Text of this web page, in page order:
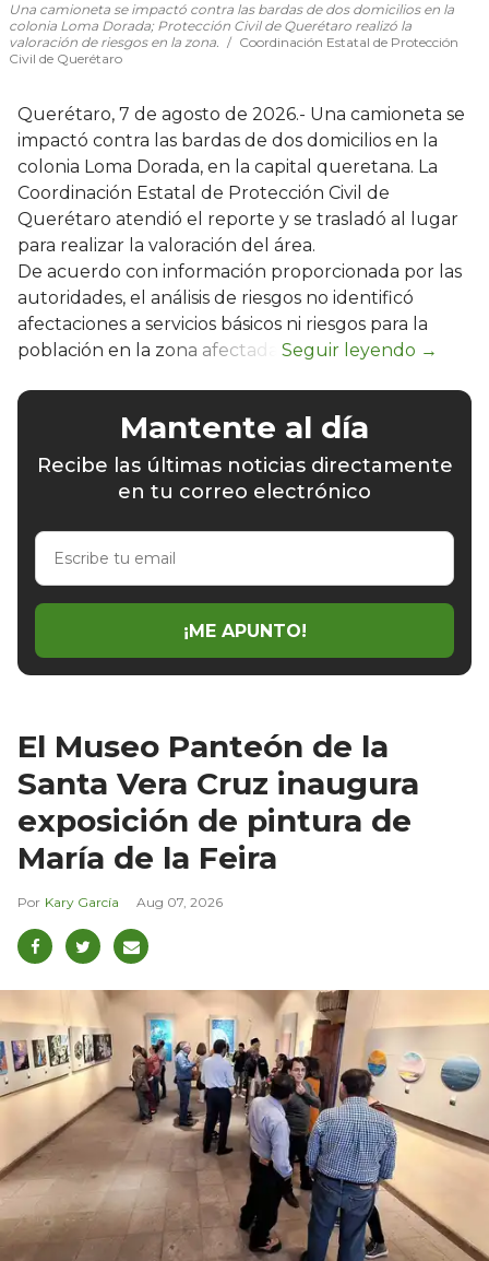
Una camioneta se impactó contra las bardas de dos domicilios en la
colonia Loma Dorada; Protección Civil de Querétaro realizó la
valoración de riesgos en la zona.
Coordinación Estatal de Protección
Civil de Querétaro
Querétaro, 7 de agosto de 2026.- Una camioneta se
impactó contra las bardas de dos domicilios en la
colonia Loma Dorada, en la capital queretana. La
Coordinación Estatal de Protección Civil de
Querétaro atendió el reporte y se trasladó al lugar
para realizar la valoración del área.
De acuerdo con información proporcionada por las
autoridades, el análisis de riesgos no identificó
afectaciones a servicios básicos ni riesgos para la
población en la zona afectada.
Mantente al día
Recibe las últimas noticias directamente
en tu correo electrónico
Escribe
email
¡ME APUNTO!
El Museo Panteón de la
Santa Vera Cruz inaugura
exposición de pintura de
María de la Feira
Kary García Aug 07, 2026